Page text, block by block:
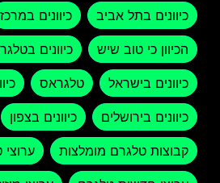
כיוונים בתל אביב
כיוונים במרכז
הכיוון כי טוב שיש כיוונים
כיוונים בישראל טלגראס
כיוונים בירושלים כיוונים בצפון
קבוצות טלגרם מומלצות